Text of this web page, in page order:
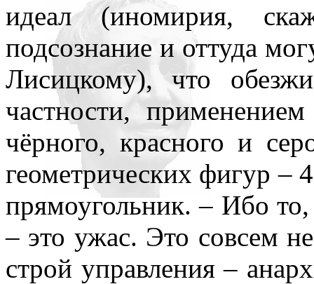
идеал (иномирия,
подсознание и оттуда
Лисицкому), что
частности,
чёрного, красного и
геометрических фигур –
прямоугольник. – Ибо
– это ужас. Это совсем
строй управления –